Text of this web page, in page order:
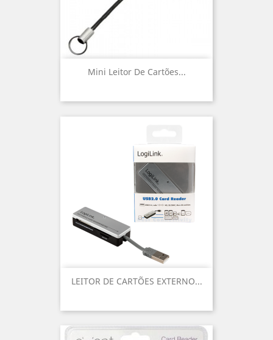
Mini Leitor De Cartões...
LEITOR DE CARTÕES EXTERNO...